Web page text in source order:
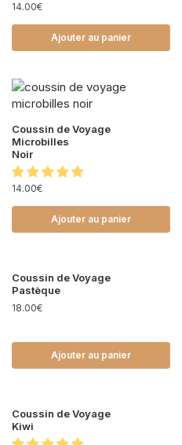
14.00€
Ajouter au panier
Coussin de Voyage
Microbilles
Noir
14.00€
Ajouter au panier
Coussin de Voyage
Pastèque
18.00€
Ajouter au panier
Coussin de Voyage
Kiwi